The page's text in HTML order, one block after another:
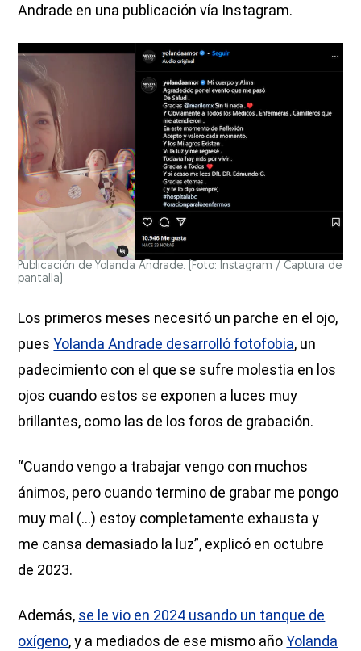
Andrade en una publicación vía Instagram.
Publicación de Yolanda Andrade. (Foto: Instagram / Captura de
pantalla)
Los primeros meses necesitó un parche en el ojo,
puesYolanda Andrade desarrolló fotofobia, un
padecimiento con el que se sufre molestia en los
ojos cuando estos se exponen a luces muy
brillantes, como las de los foros de grabación.
“Cuando vengo a trabajar vengo con muchos
ánimos, pero cuando termino de grabar me pongo
muy mal (…) estoy completamente exhausta y
me cansa demasiado la luz”, explicó en octubre
de 2023.
Además, se le vio en 2024 usando un tanque de
oxígeno, y a mediados de ese mismo añoYolanda